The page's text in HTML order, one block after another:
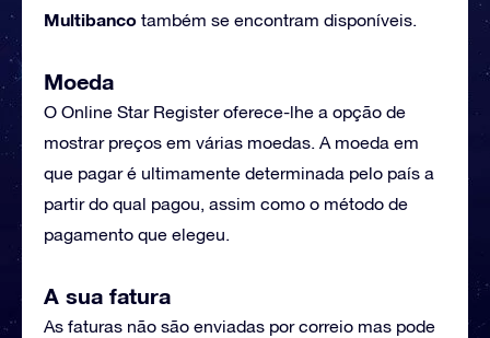
Multibanco também se encontram disponíveis.
Moeda
O Online Star Register oferece-lhe a opção de
mostrar preços em várias moedas. A moeda em
que pagar é ultimamente determinada pelo país a
partir do qual pagou, assim como o método de
pagamento que elegeu.
A sua fatura
As faturas não são enviadas por correio mas pode